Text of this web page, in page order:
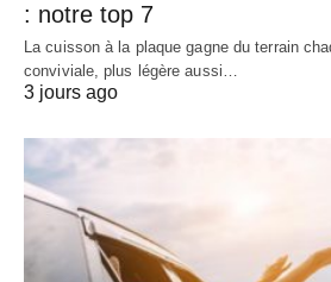
: notre top 7
La cuisson à la plaque gagne du terrain
conviviale, plus légère aussi…
3 jours ago